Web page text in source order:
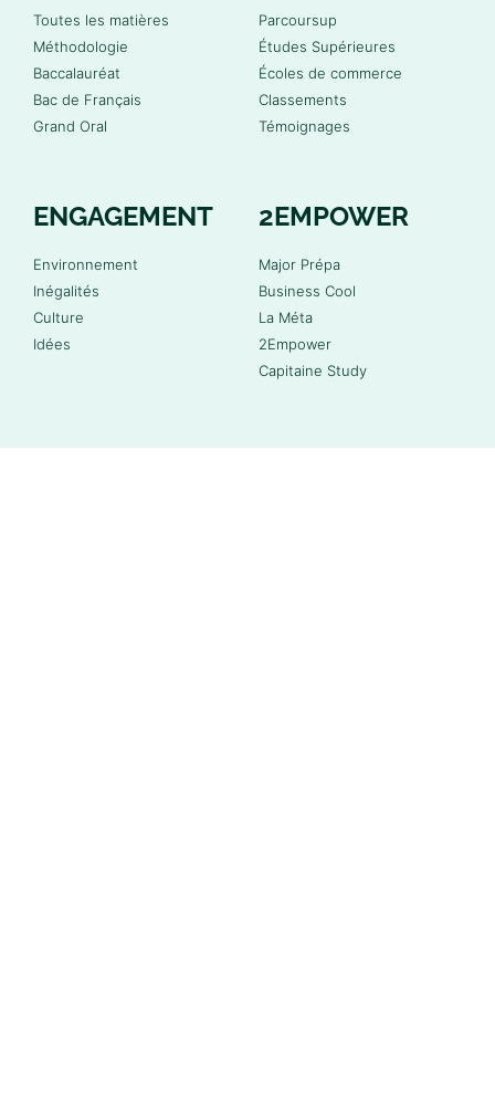
Toutes les matières
Méthodologie
Baccalauréat
Bac de Français
Grand Oral
Parcoursup
Études Supérieures
Écoles de commerce
Classements
Témoignages
ENGAGEMENT
Environnement
Inégalités
Culture
Idées
2EMPOWER
Major Prépa
Business Cool
La Méta
2Empower
Capitaine Study